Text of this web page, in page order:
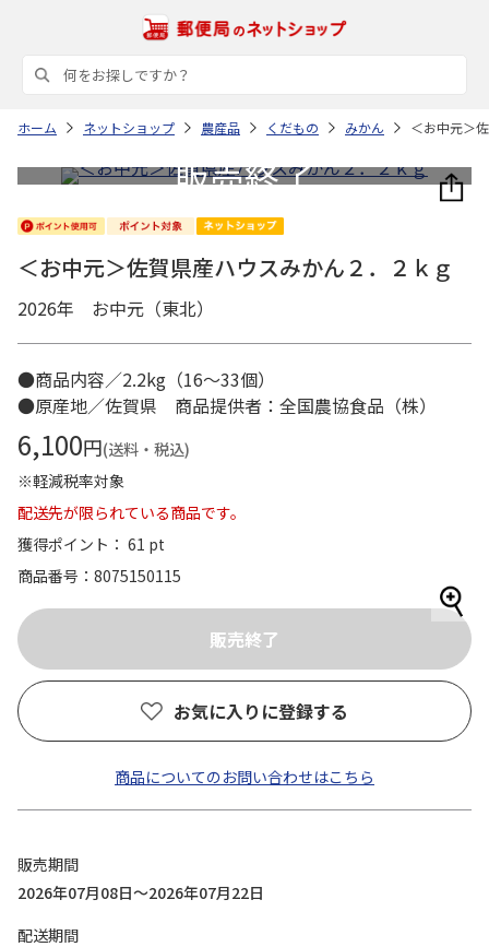
ホーム ネットショップ 農産品 くだもの みかん ＜お中元＞
＜お中元＞佐賀県産ハウスみかん２．２ｋｇ
2026年 お中元（東北）
●商品内容／2.2kg（16～33個）
●原産地／佐賀県 商品提供者：全国農協食品（株）
6,100円(送料・税込)
※軽減税率対象
配送先が限られている商品です。
獲得ポイント： 61 pt
商品番号
8075150115
お気に入りに登録する
商品についてのお問い合わせはこちら
販売期間
2026年07月08日～2026年07月22日
配送期間